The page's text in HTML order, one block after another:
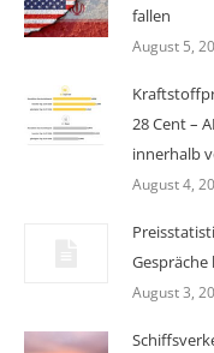
fallen
August 5,
28 Cent –
innerhalb
August 4,
Gespräche
August 3,